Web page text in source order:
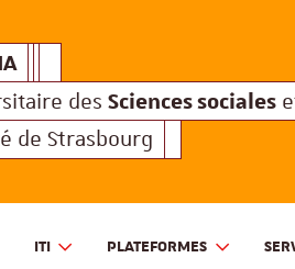
Maison Interuniversitaire des
des Sciences sociales
de Strasbourg
SOCIALES ET DES HUMANITÉS
ITI PLATEFORMES
des